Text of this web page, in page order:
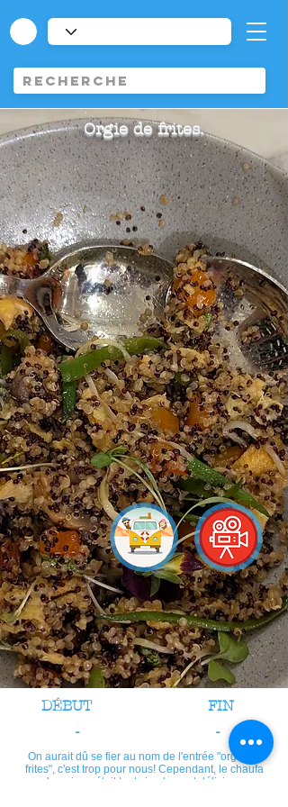
Orgie de frites.
DÉBUT
-
FIN
-
On aurait dû se fier au nom de l'entrée "orgie de
frites", c'est trop pour nous! Cependant, le chaufa
de quinoa était tout simplement délicieux.